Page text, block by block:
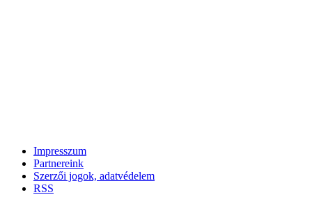
Impresszum
Partnereink
Szerzői jogok, adatvédelem
RSS